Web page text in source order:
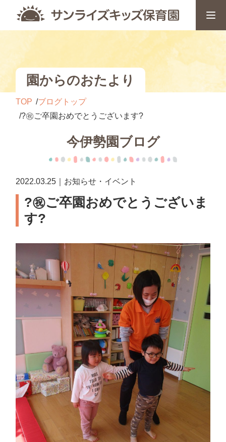
園からのおたより
TOP
ブログトップ
?㊗ご卒園おめでとうございます?
今伊勢園ブログ
2022.03.25｜お知らせ・イベント
?㊗ご卒園おめでとうございま
す?